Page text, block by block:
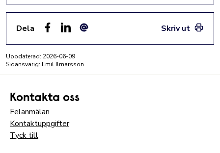
Dela
Skriv ut
Uppdaterad: 2026-06-09
Sidansvarig: Emil Ilmarsson
Kontakta oss
Felanmälan
Kontaktuppgifter
Tyck till